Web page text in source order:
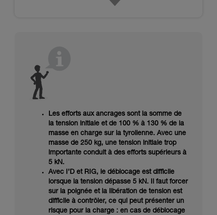
Les efforts aux ancrages sont la somme de
la tension initiale et de 100 % à 130 % de la
masse en charge sur la tyrolienne. Avec une
masse de 250 kg, une tension initiale trop
importante conduit à des efforts supérieurs à
5 kN.
Avec I’D et RIG, le déblocage est difficile
lorsque la tension dépasse 5 kN. Il faut forcer
sur la poignée et la libération de tension est
difficile à contrôler, ce qui peut présenter un
risque pour la charge : en cas de déblocage